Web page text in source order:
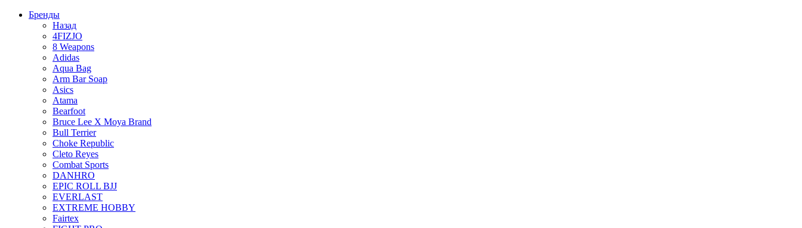
Бренды
Назад
4FIZJO
8 Weapons
Adidas
Aqua Bag
Arm Bar Soap
Asics
Atama
Bearfoot
Bruce Lee X Moya Brand
Bull Terrier
Choke Republic
Cleto Reyes
Combat Sports
DANHRO
EPIC ROLL BJJ
EVERLAST
EXTREME HOBBY
Fairtex